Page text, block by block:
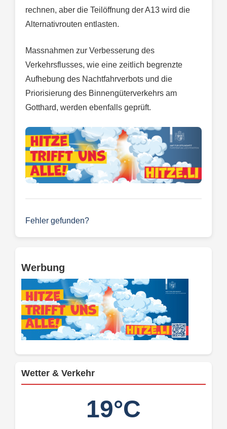
rechnen, aber die Teilöffnung der A13 wird die
Alternativrouten entlasten.
Massnahmen zur Verbesserung des
Verkehrsflusses, wie eine zeitlich begrenzte
Aufhebung des Nachtfahrverbots und die
Priorisierung des Binnengüterverkehrs am
Gotthard, werden ebenfalls geprüft.
Fehler gefunden?
Werbung
Wetter & Verkehr
19°C